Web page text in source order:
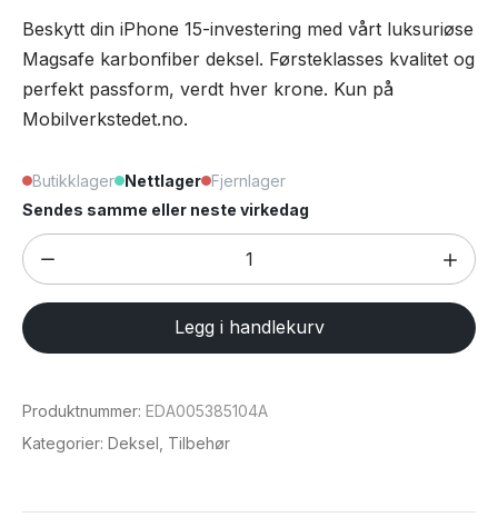
Beskytt din iPhone 15-investering med vårt luksuriøse
Magsafe karbonfiber deksel. Førsteklasses kvalitet og
perfekt passform, verdt hver krone. Kun på
Mobilverkstedet.no.
Butikklager Nettlager Fjernlager
Sendes samme eller neste virkedag
Magsafe
karbonfiber
deksel
for
15
antall
Legg i handlekurv
Produktnummer: EDA005385104A
Kategorier: Deksel Tilbehør